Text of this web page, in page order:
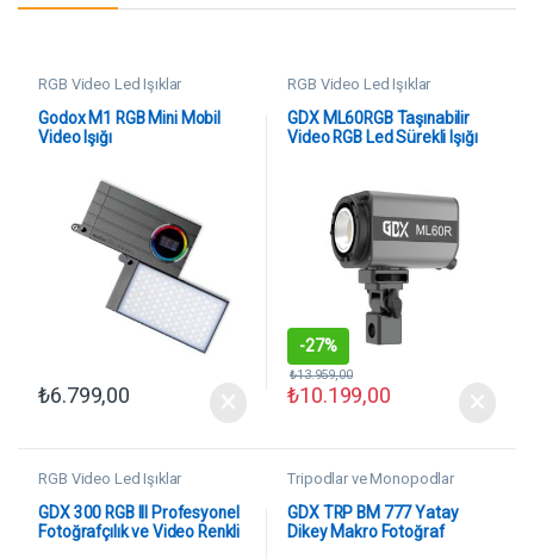
RGB Video Led Işıklar
Godox M1 RGB Mini Mobil
Video Işığı
₺6.799,00
RGB Video Led Işıklar
GDX ML60RGB Taşınabilir
Video RGB Led Sürekli Işığı
-27%
₺10.199,00
₺13.959,00
RGB Video Led Işıklar
GDX 300 RGB III Profesyonel
Fotoğrafçılık ve Video Renkli
Tripodlar ve Monopodlar
GDX TRP BM 777 Yatay
Dikey Makro Fotoğraf